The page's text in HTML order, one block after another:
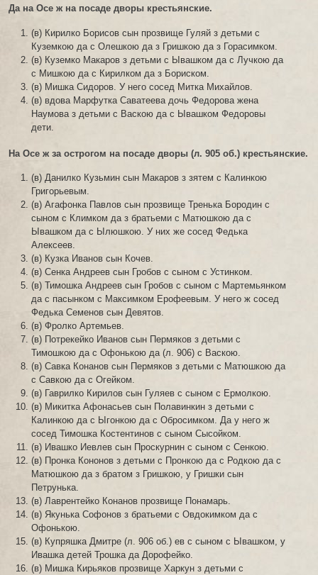
Да на Осе ж на посаде дворы крестьянские.
(в) Кирилко Борисов сын прозвище Гуляй з детьми с
Куземкою да с Олешкою да з Гришкою да з Горасимком.
(в) Куземко Макаров з детьми с Ывашком да с Лучкою да
с Мишкою да с Кирилком да з Бориском.
(в) Мишка Сидоров. У него сосед Митка Михайлов.
(в) вдова Марфутка Саватеева дочь Федорова жена
Наумова з детьми с Васкою да с Ывашком Федоровы
дети.
На Осе ж за острогом на посаде дворы (л. 905 об.) крестьянские.
(в) Данилко Кузьмин сын Макаров з зятем с Калинкою
Григорьевым.
(в) Агафонка Павлов сын прозвище Тренька Бородин с
сыном с Климком да з братьеми с Матюшкою да с
Ывашком да с Ылюшкою. У них же сосед Федька
Алексеев.
(в) Кузка Иванов сын Кочев.
(в) Сенка Андреев сын Гробов с сыном с Устинком.
(в) Тимошка Андреев сын Гробов с сыном с Мартемьянком
да с пасынком с Максимком Ерофеевым. У него ж сосед
Федька Семенов сын Девятов.
(в) Фролко Артемьев.
(в) Потрекейко Иванов сын Пермяков з детьми с
Тимошкою да с Офонькою да (л. 906) с Васкою.
(в) Савка Конанов сын Пермяков з детьми с Матюшкою да
с Савкою да с Огейком.
(в) Гаврилко Кирилов сын Гуляев с сыном с Ермолкою.
(в) Микитка Афонасьев сын Полавинкин з детьми с
Калинкою да с Ыгонкою да с Обросимком. Да у него ж
сосед Тимошка Костентинов с сыном Сысойком.
(в) Ивашко Иевлев сын Проскурнин с сыном с Сенкою.
(в) Пронка Кононов з детьми с Пронкою да с Родкою да с
Матюшкою да з братом з Гришкою, у Гришки сын
Петрунька.
(в) Лаврентейко Конанов прозвище Понамарь.
(в) Якунька Софонов з братьеми с Овдокимком да с
Офонькою.
(в) Купряшка Дмитре (л. 906 об.) ев с сыном с Ывашком, у
Ивашка детей Трошка да Дорофейко.
(в) Мишка Кирьяков прозвище Харкун з детьми с